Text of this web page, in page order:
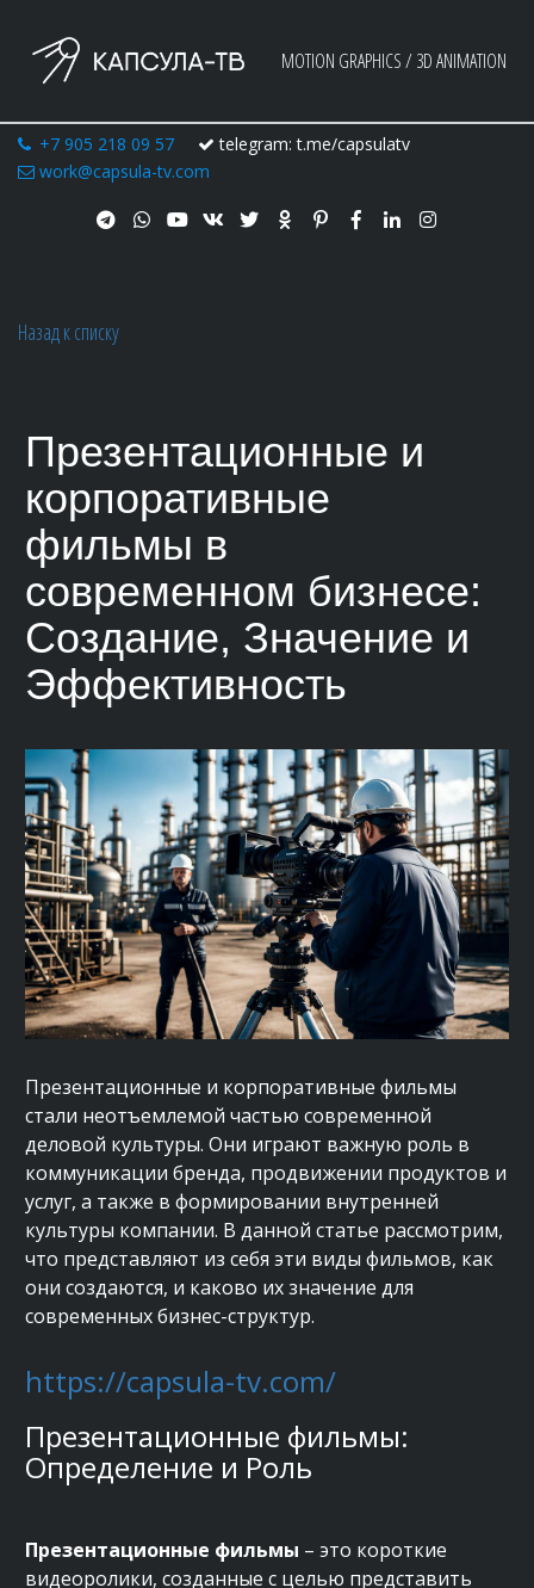
MOTION GRAPHICS / 3D ANIMATION
+7 905 218 09 57
telegram: t.me/capsulatv
work@capsula-tv.com
Назад к списку
Презентационные и
корпоративные
фильмы в
современном бизнесе:
Создание, Значение и
Эффективность
Презентационные и корпоративные фильмы
стали неотъемлемой частью современной
деловой культуры. Они играют важную роль в
коммуникации бренда, продвижении продуктов и
услуг, а также в формировании внутренней
культуры компании. В данной статье рассмотрим,
что представляют из себя эти виды фильмов, как
они создаются, и каково их значение для
современных бизнес-структур.
https://capsula-tv.com/
Презентационные фильмы:
Определение и Роль
Презентационные фильмы – это короткие
видеоролики, созданные с целью представить